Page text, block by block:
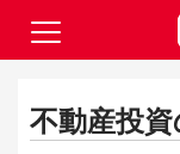
不動産投資